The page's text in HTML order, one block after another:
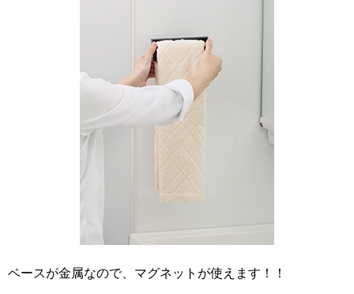
ベースが金属なので、マグネットが使えます！！